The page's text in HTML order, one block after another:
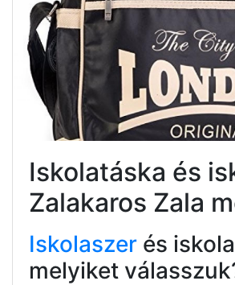
Iskolatáska és
Zalakaros Zala
Iskolaszer és
melyiket